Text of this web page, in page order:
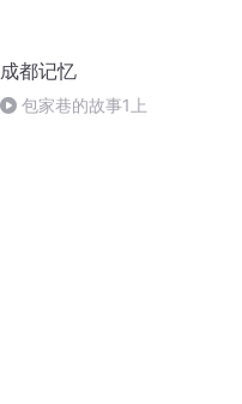
成都记忆
包家巷的故事1上